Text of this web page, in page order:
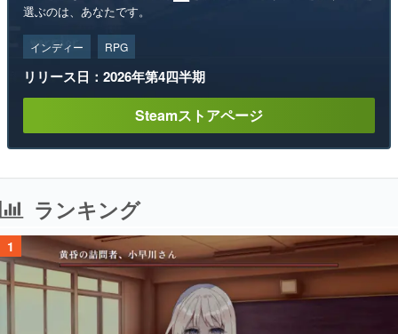
リリース日：2026年第4四半期
ランキング
1